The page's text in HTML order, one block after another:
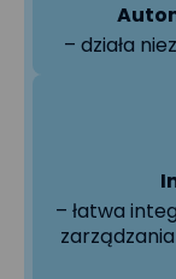
– działa
– łatwa